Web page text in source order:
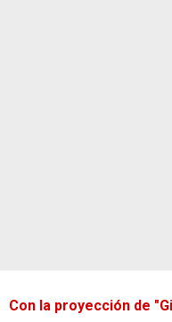
Con la proyección de